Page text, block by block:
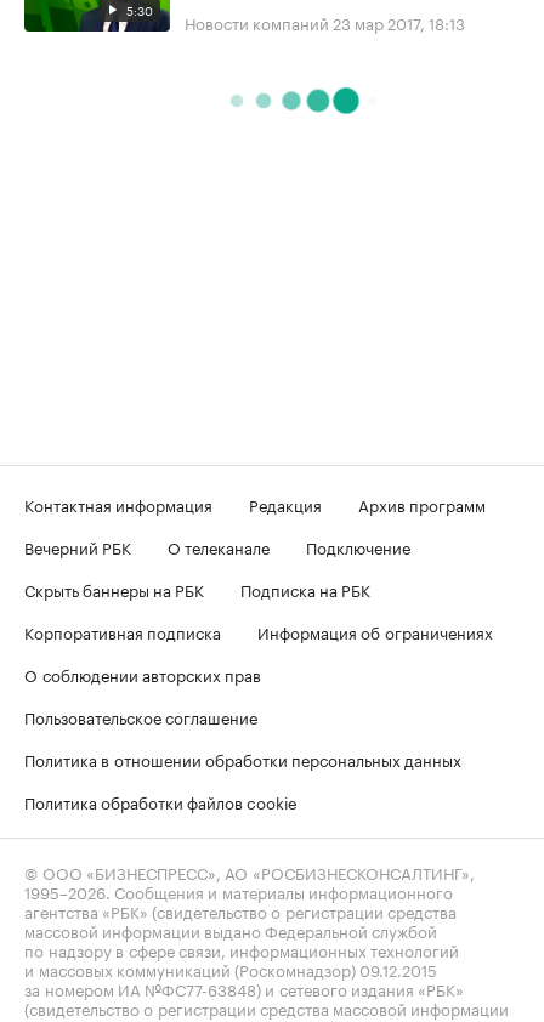
5:30 Новости компаний 23 мар 2017, 18:13
Контактная информация Редакция
Архив программ
Вечерний РБК
О телеканале
Подключение
Скрыть баннеры на РБК
Подписка на РБК
Корпоративная подписка
Информация об ограничениях
О соблюдении авторских прав
Пользовательское соглашение
Политика в отношении обработки персональных данных
Политика обработки файлов cookie
© ООО «БИЗНЕСПРЕСС», АО «РОСБИЗНЕСКОНСАЛТИНГ»,
1995–2026. Сообщения и материалы информационного
агентства «РБК» (свидетельство о регистрации средства
массовой информации выдано Федеральной службой
по надзору в сфере связи, информационных технологий
и массовых коммуникаций (Роскомнадзор) 09.12.2015
за номером ИА №ФС77-63848) и сетевого издания «РБК»
(свидетельство о регистрации средства массовой информации